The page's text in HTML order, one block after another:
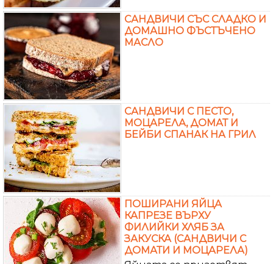
САНДВИЧИ СЪС СЛАДКО И
ДОМАШНО ФЪСТЪЧЕНО
МАСЛО
САНДВИЧИ С ПЕСТО,
МОЦАРЕЛА, ДОМАТ И
БЕЙБИ СПАНАК НА ГРИЛ
ПОШИРАНИ ЯЙЦА
КАПРЕЗЕ ВЪРХУ
ФИЛИЙКИ ХЛЯБ ЗА
ЗАКУСКА (САНДВИЧИ С
ДОМАТИ И МОЦАРЕЛА)